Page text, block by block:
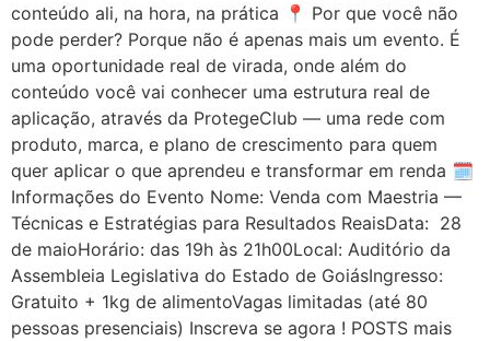
conteúdo ali, na hora, na prática 📍 Por que você não
pode perder? Porque não é apenas mais um evento. É
uma oportunidade real de virada, onde além do
conteúdo você vai conhecer uma estrutura real de
aplicação, através da ProtegeClub — uma rede com
produto, marca, e plano de crescimento para quem
quer aplicar o que aprendeu e transformar em renda 🗓️
Informações do Evento Nome: Venda com Maestria —
Técnicas e Estratégias para Resultados ReaisData: 28
de maioHorário: das 19h às 21h00Local: Auditório da
Assembleia Legislativa do Estado de GoiásIngresso:
Gratuito + 1kg de alimentoVagas limitadas (até 80
pessoas presenciais) Inscreva se agora ! POSTS mais